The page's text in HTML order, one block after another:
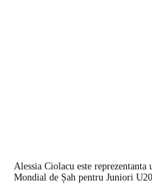
Alessia Ciolacu este
Mondial de Șah pentru Juniori